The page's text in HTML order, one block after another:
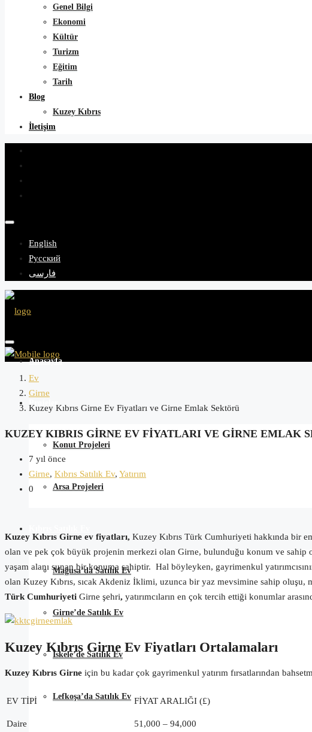
Genel Bilgi
Ekonomi
Kültür
Turizm
Eğitim
Tarih
Blog
Kuzey Kıbrıs
İletişim
English
Русский
فارسی
Anasayfa
Projeler
Konut Projeleri
Arsa Projeleri
Mağusa’da Satılık Ev
Girne’de Satılık Ev
İskele’de Satılık Ev
Lefkoşa’da Satılık Ev
Ev
Girne
Kuzey Kıbrıs Girne Ev Fiyatları ve Girne Emlak Sektörü
KUZEY KIBRIS GIRNE EV FIYATLARI VE GIRNE EMLAK
7 yıl önce
Girne, Kıbrıs Satılık Ev, Yatırım
0
Kuzey Kıbrıs Girne ev fiyatları, Kuzey Kıbrıs Türk Cumhuriyeti hakkında bir
olan ve pek çok büyük projenin merkezi olan Girne, bulunduğu konum ve
yaşam alanı sunan bir konuma sahiptir. Hal böyleyken, gayrimenkul
olan Kuzey Kıbrıs, sıcak Akdeniz İklimi, uzunca bir yaz mevsimine sahip
Türk Cumhuriyeti Girne şehri, yatırımcıların en çok tercih ettiği konumlar
Kuzey Kıbrıs Girne Ev Fiyatları Ortalamaları
Kuzey Kıbrıs Girne için bu kadar çok gayrimenkul yatırım fırsatlarından
EV TİPİ FİYAT ARALIĞI (£)
Daire 51,000 – 94,000